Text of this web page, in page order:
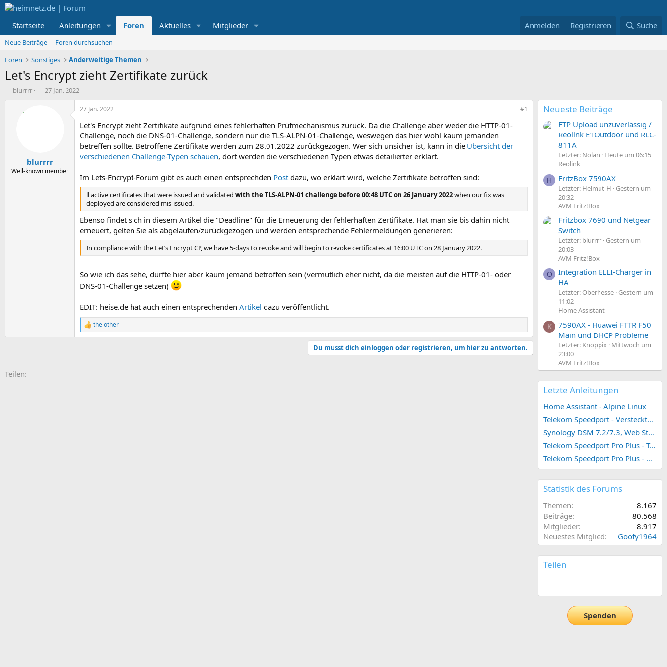
Startseite Anleitungen Foren Aktuelles Mitglieder Anmelden Registrieren Suche
Neue Beiträge
Foren durchsuchen
Foren
Sonstiges Anderweitige Themen
Let's Encrypt zieht Zertifikate zurück
E
blurrrr
E
a
m
27 Jan. 2022
blurrrr
Well-known member
27 Jan. 2022 #1
Let's Encrypt zieht Zertifikate aufgrund eines fehlerhaften Prüfmechanismus zurück. Da die Challenge aber weder die HTTP-01-
Challenge, noch die DNS-01-Challenge, sondern nur die TLS-ALPN-01-Challenge, weswegen das hier wohl kaum jemanden
betreffen sollte. Betroffene Zertifikate werden zum 28.01.2022 zurückgezogen. Wer sich unsicher ist, kann in die Übersicht der
verschiedenen Challenge-Typen schauen, dort werden die verschiedenen Typen etwas detailierter erklärt.
Im Lets-Encrypt-Forum gibt es auch einen entsprechden Post dazu, wo erklärt wird, welche Zertifikate betroffen sind:
ll active certificates that were issued and validated with the TLS-ALPN-01 challenge before 00:48 UTC on 26 January 2022when our fix was
deployed are considered mis-issued.
Ebenso findet sich in diesem Artikel die "Deadline" für die Erneuerung der fehlerhaften Zertifikate. Hat man sie bis dahin nicht
erneuert, gelten Sie als abgelaufen/zurückgezogen und werden entsprechende Fehlermeldungen generieren:
In compliance with the Let’s Encrypt CP, we have 5-days to revoke and will begin to revoke certificates at 16:00 UTC on 28 January 2022.
So wie ich das sehe, dürfte hier aber kaum jemand betroffen sein (vermutlich eher nicht, da die meisten auf die HTTP-01- oder
DNS-01-Challenge setzen)
EDIT: heise.de hat auch einen entsprechenden Artikel dazu veröffentlicht.
R
e
the other
Du musst dich einloggen oder registrieren, um hier zu antworten.
Teilen:
Neueste Beiträge
FTP Upload unzuverlässig /
Reolink E1Outdoor und RLC-
811A
Letzter: Nolan
Heute um 06:15
Reolink
H FritzBox 7590AX
Letzter: Helmut-H
Gestern um
20:32
AVM Fritz!Box
Fritzbox 7690 und Netgear
Switch
Letzter: blurrrr Gestern um
20:03
AVM Fritz!Box
O
Integration ELLI-Charger in
HA
Letzter: Oberhesse Gestern um
11:02
Home Assistant
K
7590AX - Huawei FTTR F50
Main und DHCP Probleme
Letzter: Knoppix
Mittwoch um
23:00
AVM Fritz!Box
Letzte Anleitungen
Home Assistant - Alpine Linux
Telekom Speedport - Versteckte Konfigurationen
Synology DSM 7.2/7.3, Web Station 4, Webdienst und Webportal erstellen (ehemals vHost)
Telekom Speedport Pro Plus - Telefonie einrichten
Telekom Speedport Pro Plus - Netzwerk einrichten
Statistik des Forums
Themen
8.167
Beiträge
80.568
Mitglieder
8.917
Neuestes Mitglied
Goofy1964
Teilen
Spenden